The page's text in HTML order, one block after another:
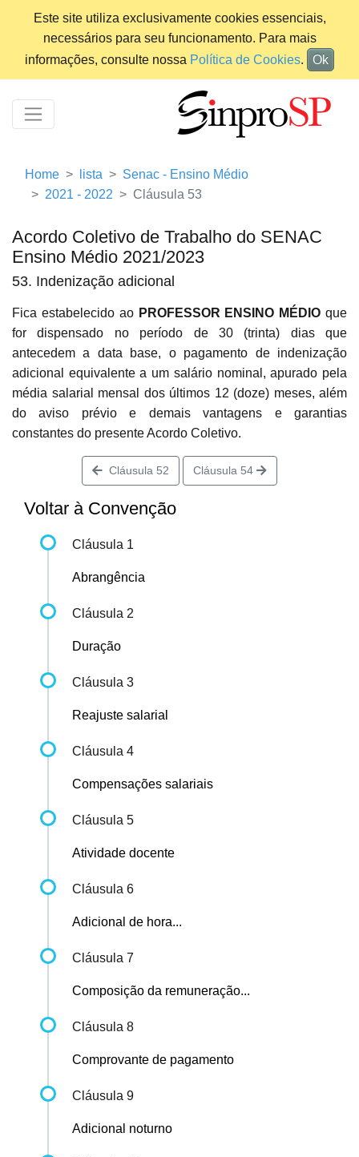
Este site utiliza exclusivamente cookies essenciais,
necessários para seu funcionamento. Para mais
informações, consulte nossa Política de Cookies. Ok
Home lista
Senac - Ensino Médio
2021 - 2022
Cláusula 53
Acordo Coletivo de Trabalho do SENAC
Ensino Médio 2021/2023
53. Indenização adicional
Fica estabelecido ao PROFESSOR ENSINO MÉDIO que
for dispensado no período de 30 (trinta) dias que
antecedem a data base, o pagamento de indenização
adicional equivalente a um salário nominal, apurado pela
média salarial mensal dos últimos 12 (doze) meses, além
do aviso prévio e demais vantagens e garantias
constantes do presente Acordo Coletivo.
Cláusula 52 Cláusula 54
Voltar à Convenção
Cláusula 1
Abrangência
Cláusula 2
Duração
Cláusula 3
Reajuste salarial
Cláusula 4
Compensações salariais
Cláusula 5
Atividade docente
Cláusula 6
Adicional de hora...
Cláusula 7
Composição da remuneração...
Cláusula 8
Comprovante de pagamento
Cláusula 9
Adicional noturno